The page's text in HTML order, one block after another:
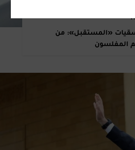
«المستقبل»: من
المفلسون